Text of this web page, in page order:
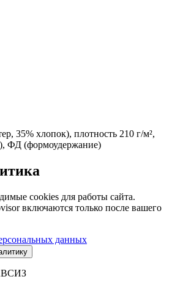
35% хлопок), плотность 210 г/м²,
ФД (формоудержание)
cookies для работы сайта.
включаются только после вашего
данных